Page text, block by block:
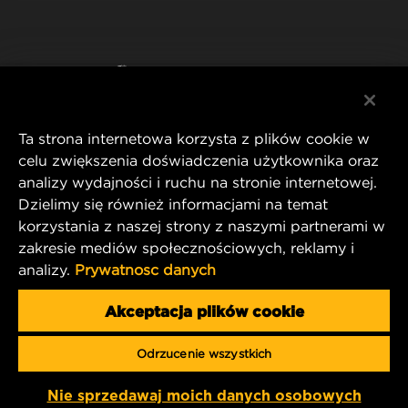
MANN+HUMMEL FT Poland
ul. Wrocławska 145,
63-800 GOSTYŃ, POLAND
Tel. +48 65 572 89 00
E-mail: info@mann-hummel.com
MANN+HUMMEL GROUP
Copyright 2025 MANN+HUMMEL. All rights reserved.
Ta strona internetowa korzysta z plików cookie w
celu zwiększenia doświadczenia użytkownika oraz
analizy wydajności i ruchu na stronie internetowej.
Dzielimy się również informacjami na temat
korzystania z naszej strony z naszymi partnerami w
zakresie mediów społecznościowych, reklamy i
analizy. Prywatnosc danych
Akceptacja plików cookie
Odrzucenie wszystkich
Nie sprzedawaj moich danych osobowych